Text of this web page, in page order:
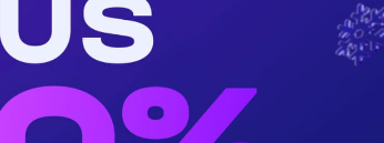
sur la blessure